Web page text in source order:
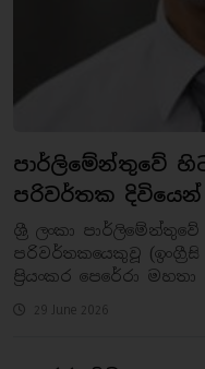
පාර්ලිමේන්තුවේ
පරිවර්තක
ශ්‍රී ලංකා
පරිවර්තකයෙකුවූ
ප්‍රියංකර පෙරේරා මහතා
29 June 2026